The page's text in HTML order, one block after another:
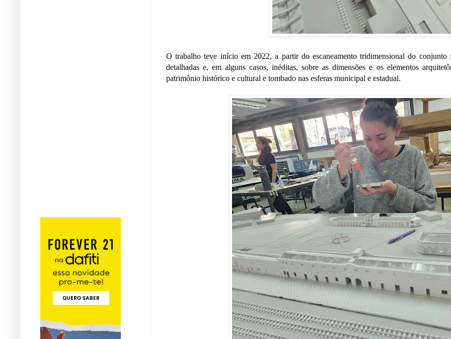
O trabalho teve início em 2022, a partir do escaneamento tridimensional do
detalhadas e, em alguns casos, inéditas, sobre as dimensões e os elementos
patrimônio histórico e cultural e tombado nas esferas municipal e estadual.